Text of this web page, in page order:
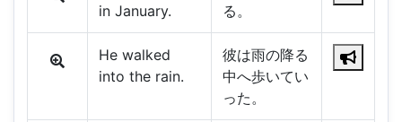
in January.
る。
He walked
into the rain.
彼は雨の降る
中へ歩いてい
った。